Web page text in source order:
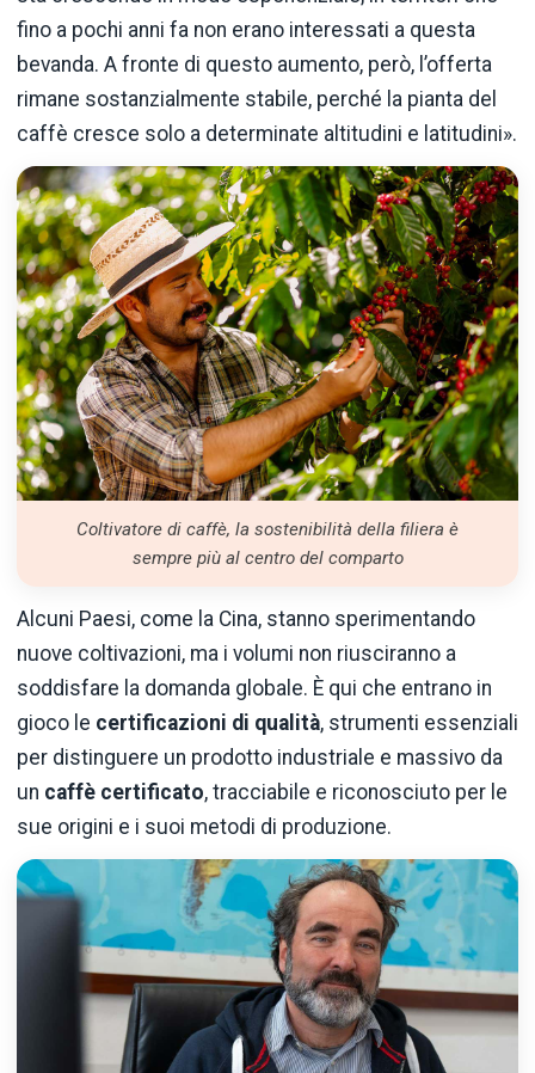
fino a pochi anni fa non erano interessati a questa
bevanda. A fronte di questo aumento, però, l’offerta
rimane sostanzialmente stabile, perché la pianta del
caffè cresce solo a determinate altitudini e latitudini».
Coltivatore di caffè, la sostenibilità della filiera è
sempre più al centro del comparto
Alcuni Paesi, come la Cina, stanno sperimentando
nuove coltivazioni, ma i volumi non riusciranno a
soddisfare la domanda globale. È qui che entrano in
gioco le certificazioni di qualità, strumenti essenziali
per distinguere un prodotto industriale e massivo da
un caffè certificato, tracciabile e riconosciuto per le
sue origini e i suoi metodi di produzione.